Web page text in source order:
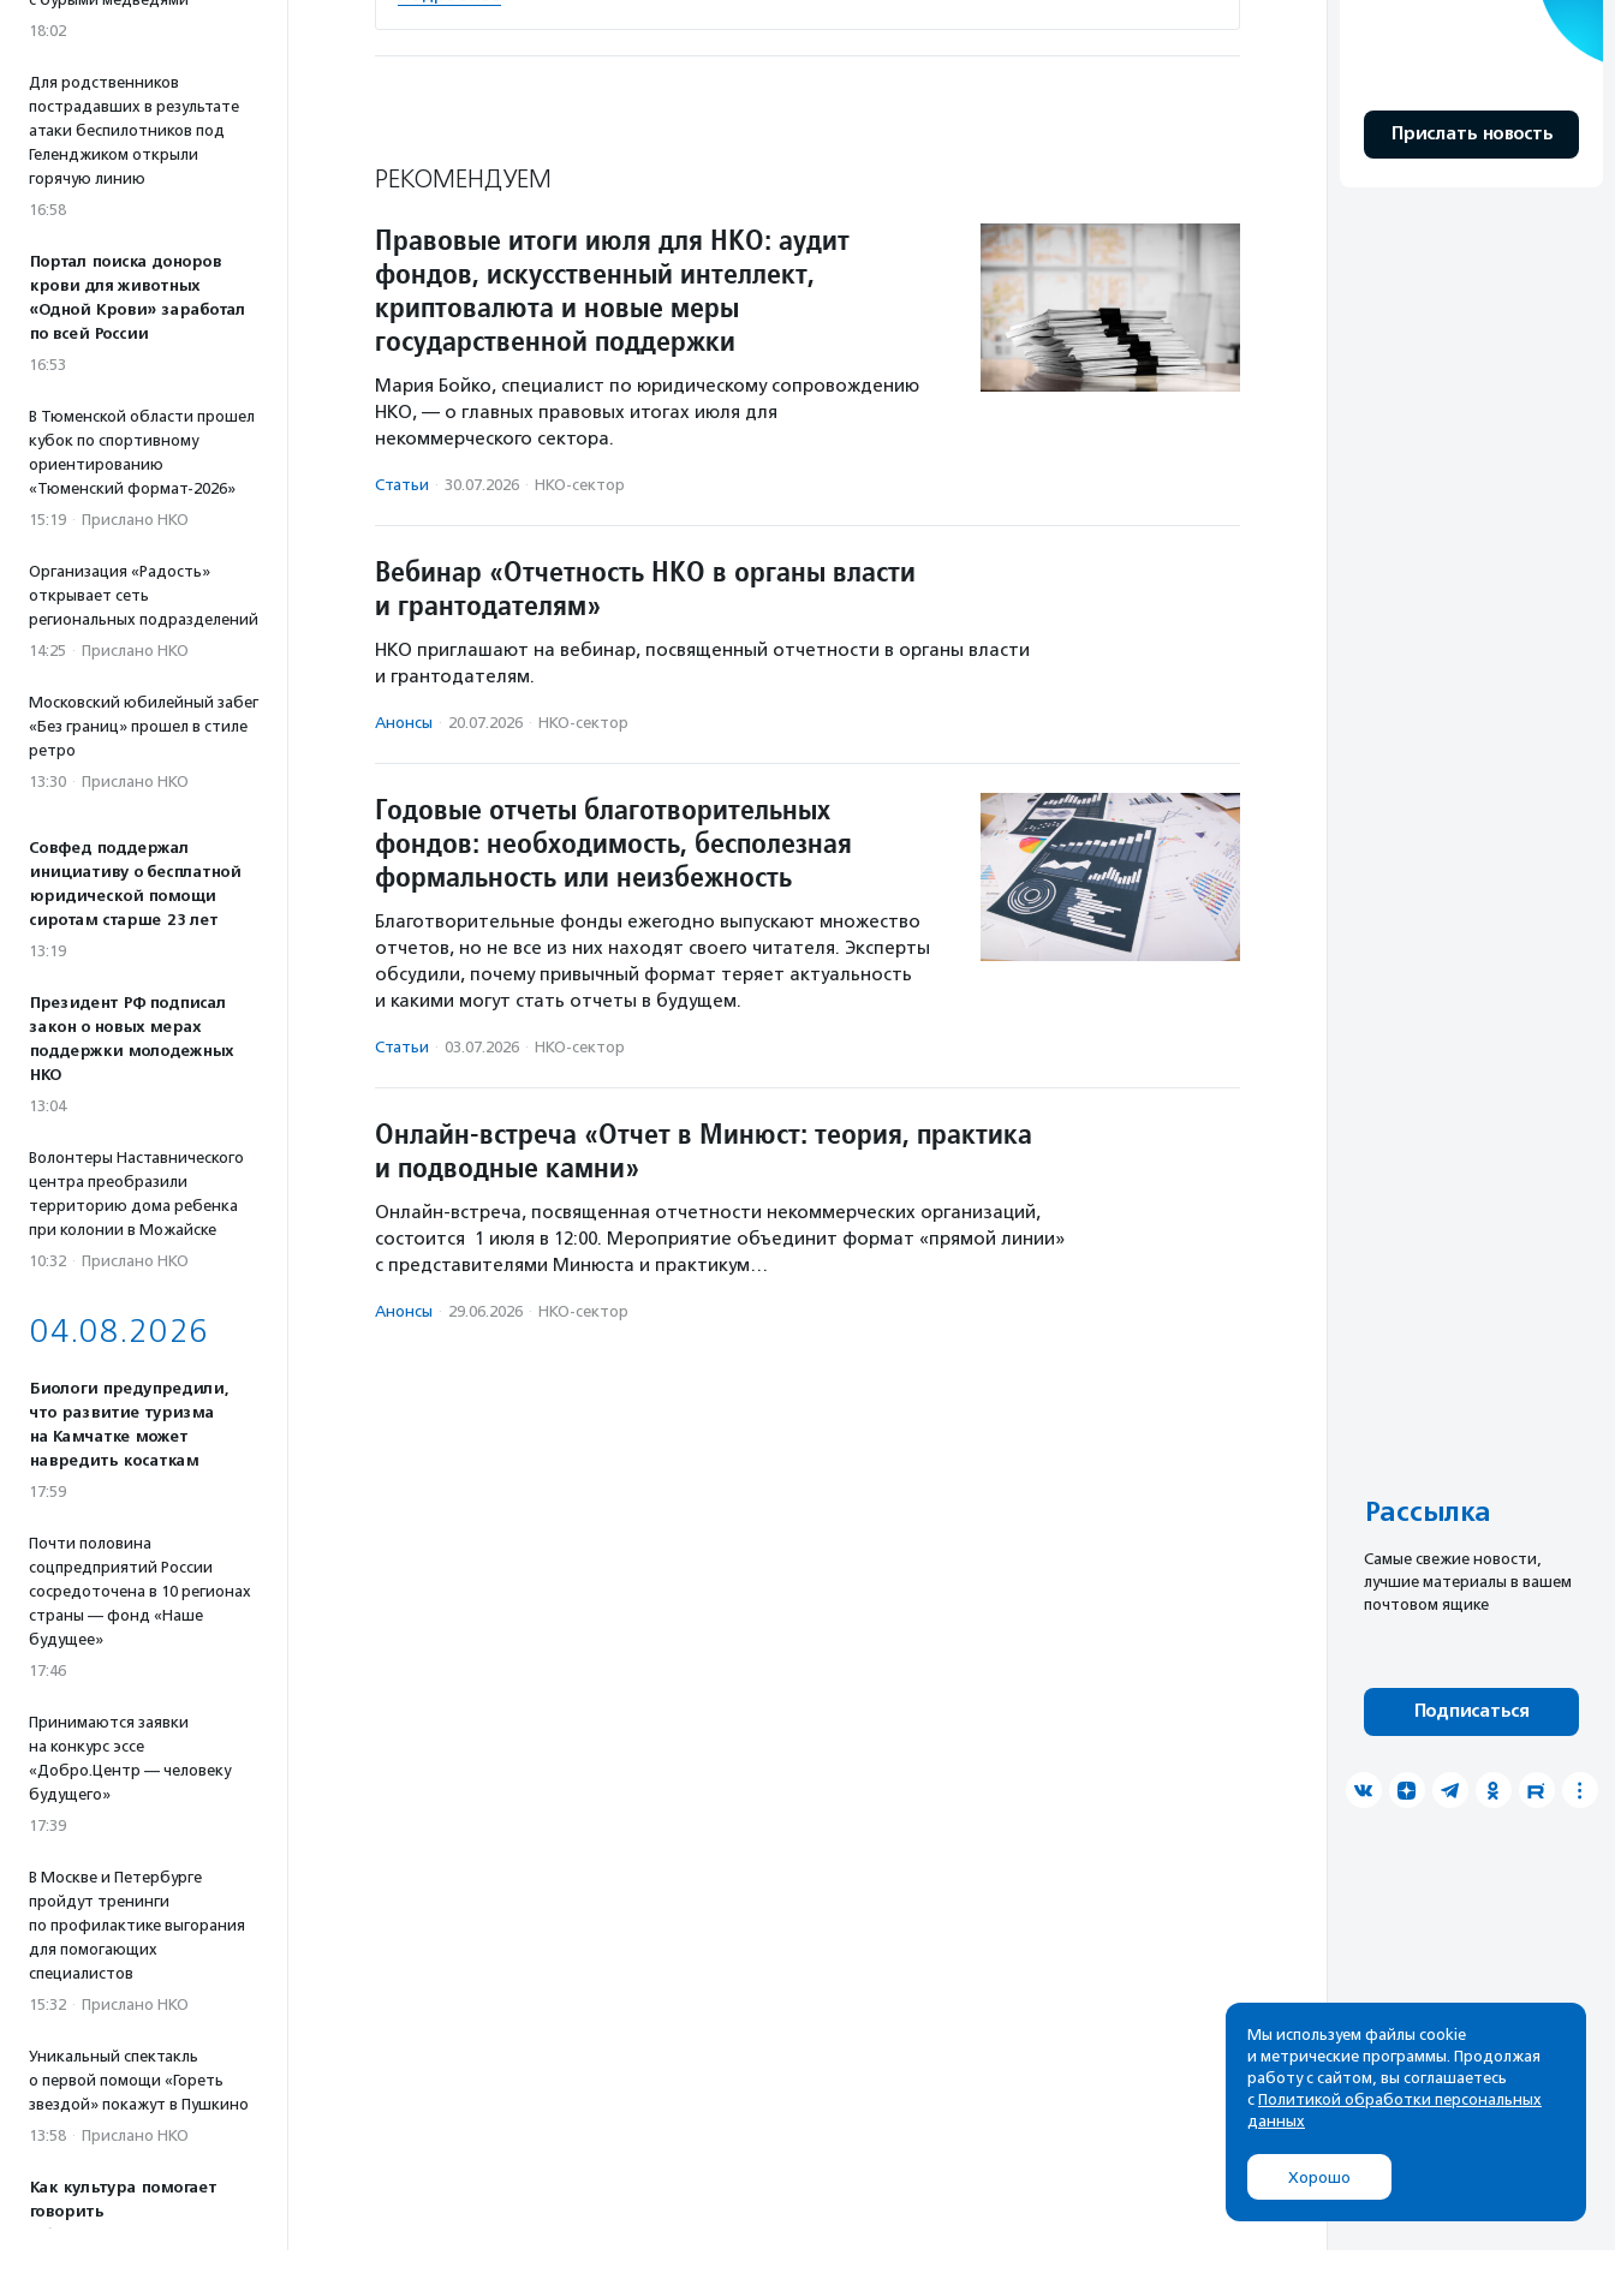
18:02
Для родственников
пострадавших в результате
атаки беспилотников под
Геленджиком открыли
горячую линию
16:58
Портал поиска доноров
крови для животных
«Одной Крови» заработал
по всей России
16:53
В Тюменской области прошел
кубок по спортивному
ориентированию
«Тюменский формат-2026»
15:19 · Прислано НКО
Организация «Радость»
открывает сеть
региональных подразделений
14:25 · Прислано НКО
Московский юбилейный забег
«Без границ» прошел в стиле
ретро
13:30 · Прислано НКО
Совфед поддержал
инициативу о бесплатной
юридической помощи
сиротам старше 23 лет
13:19
Президент РФ подписал
закон о новых мерах
поддержки молодежных
НКО
13:04
Волонтеры Наставнического
центра преобразили
территорию дома ребенка
при колонии в Можайске
10:32 · Прислано НКО
04.08.2026
Биологи предупредили,
что развитие туризма
на Камчатке может
навредить косаткам
17:59
Почти половина
соцпредприятий России
сосредоточена в 10 регионах
страны — фонд «Наше
будущее»
17:46
Принимаются заявки
на конкурс эссе
«Добро.Центр — человеку
будущего»
17:39
В Москве и Петербурге
пройдут тренинги
по профилактике выгорания
для помогающих
специалистов
15:32 · Прислано НКО
Уникальный спектакль
о первой помощи «Гореть
звездой» покажут в Пушкино
13:58 · Прислано НКО
Как культура помогает
говорить
РЕКОМЕНДУЕМ
Правовые итоги июля для НКО: аудит
фондов, искусственный интеллект,
криптовалюта и новые меры
государственной поддержки
Мария Бойко, специалист по юридическому сопровождению
НКО, — о главных правовых итогах июля для
некоммерческого сектора.
Статьи · 30.07.2026 · НКО-сектор
Вебинар «Отчетность НКО в органы власти
и грантодателям»
НКО приглашают на вебинар, посвященный отчетности в органы власти
и грантодателям.
Анонсы · 20.07.2026 · НКО-сектор
Годовые отчеты благотворительных
фондов: необходимость, бесполезная
формальность или неизбежность
Благотворительные фонды ежегодно выпускают множество
отчетов, но не все из них находят своего читателя. Эксперты
обсудили, почему привычный формат теряет актуальность
и какими могут стать отчеты в будущем.
Статьи · 03.07.2026 · НКО-сектор
Онлайн-встреча «Отчет в Минюст: теория, практика
и подводные камни»
Онлайн-встреча, посвященная отчетности некоммерческих организаций,
состоится 1 июля в 12:00. Мероприятие объединит формат «прямой линии»
с представителями Минюста и практикум…
Анонсы · 29.06.2026 · НКО-сектор
Прислать новость
Рассылка
Cамые свежие новости,
лучшие материалы в вашем
почтовом ящике
Подписаться
Мы используем файлы cookie
и метрические программы. Продолжая
работу с сайтом, вы соглашаетесь
с Политикой обработки персональных
данных
Хорошо